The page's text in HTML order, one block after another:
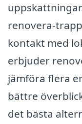
renovera-
kontakt med
erbjuder
jämföra flera
bättre
det bästa